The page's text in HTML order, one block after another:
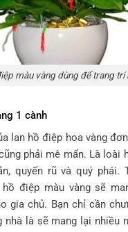
màu vàng dùng để trang trí
1 cành
lan hồ điệp hoa vàng
phải mê mẩn. Là loài
quyến rũ và quý phái.
hồ điệp màu vàng sẽ
gia chủ. Bạn chỉ cần
nhà là sẽ mang lại nhiều